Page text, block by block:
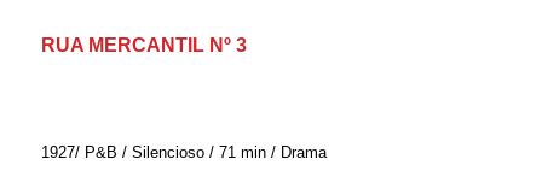
RUA MERCANTIL Nº 3
1927/ P&B / Silencioso / 71 min / Drama